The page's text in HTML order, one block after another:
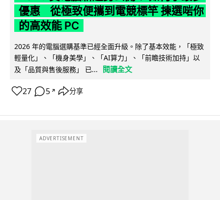
優惠 從極致便攜到電競標竿 揀選啱你
的高效能 PC
2026 年的電腦選購基準已經全面升級。除了基本效能，「極致
輕量化」、「機身美學」、「AI算力」、「前瞻技術加持」以
及「品質與售後服務」 已...
閱讀全文
27 5 ↗ 分享
ADVERTISEMENT